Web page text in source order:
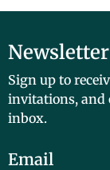
Sign up to
invitations, and
inbox.
Email